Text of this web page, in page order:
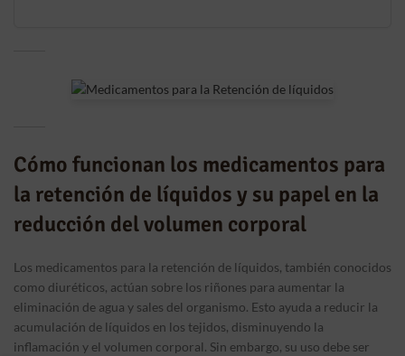
Cómo funcionan los medicamentos para
la retención de líquidos y su papel en la
reducción del volumen corporal
Los medicamentos para la retención de líquidos, también conocidos
como diuréticos, actúan sobre los riñones para aumentar la
eliminación de agua y sales del organismo. Esto ayuda a reducir la
acumulación de líquidos en los tejidos, disminuyendo la
inflamación y el volumen corporal. Sin embargo, su uso debe ser